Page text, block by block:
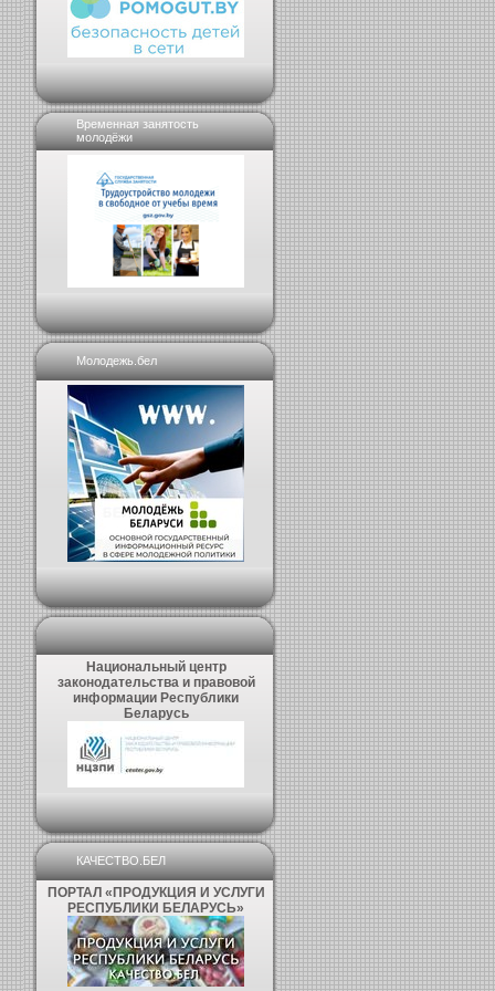
Временная занятость
молодёжи
Молодежь.бел
Национальный центр
законодательства и правовой
информации Республики
Беларусь
КАЧЕСТВО.БЕЛ
ПОРТАЛ «ПРОДУКЦИЯ И УСЛУГИ
РЕСПУБЛИКИ БЕЛАРУСЬ»